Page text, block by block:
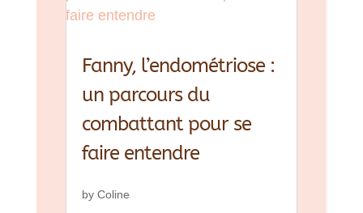
Fanny, l’endométriose :
un parcours du
combattant pour se
faire entendre
by Coline